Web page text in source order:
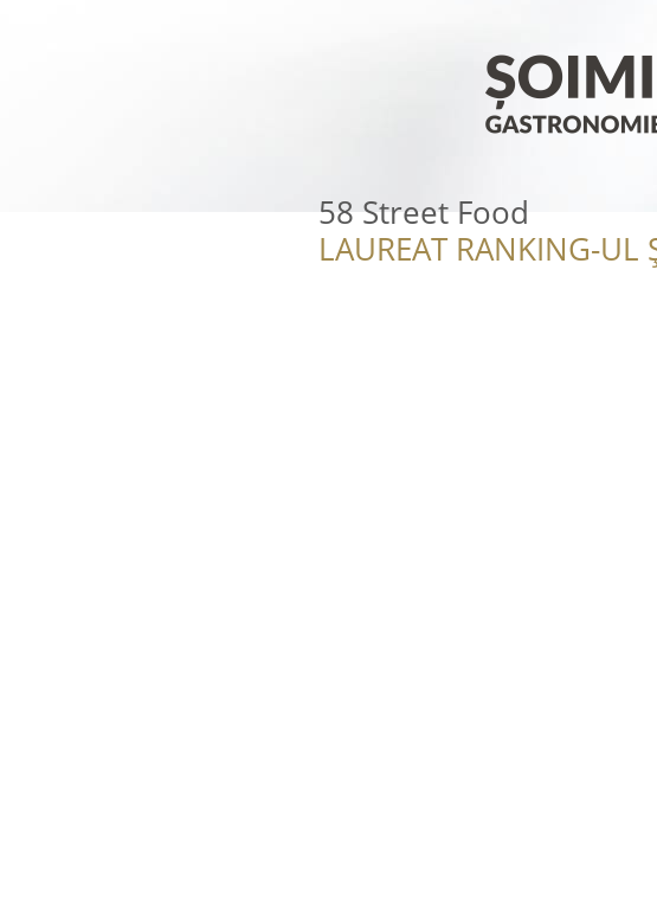
58 Street Food
LAUREAT RANKING-UL